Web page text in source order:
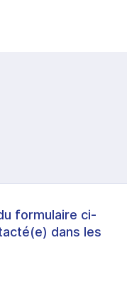
formulaire ci-
dans les